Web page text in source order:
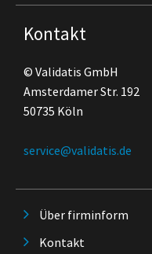
Kontakt
© Validatis GmbH
Amsterdamer Str. 192
50735 Köln
service@validatis.de
Über firminform
Kontakt